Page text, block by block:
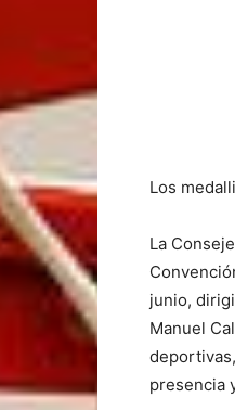
Los
La
junio,
Manuel
presencia